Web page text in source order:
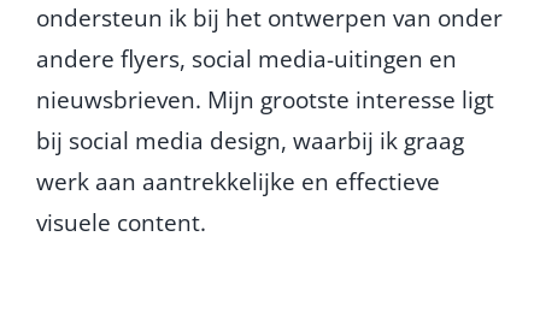
ondersteun ik bij het ontwerpen van onder
andere flyers, social media-uitingen en
nieuwsbrieven. Mijn grootste interesse ligt
bij social media design, waarbij ik graag
werk aan aantrekkelijke en effectieve
visuele content.